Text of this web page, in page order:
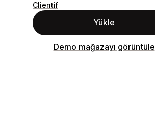
Clientif
Yükle
Demo mağazayı görüntüle